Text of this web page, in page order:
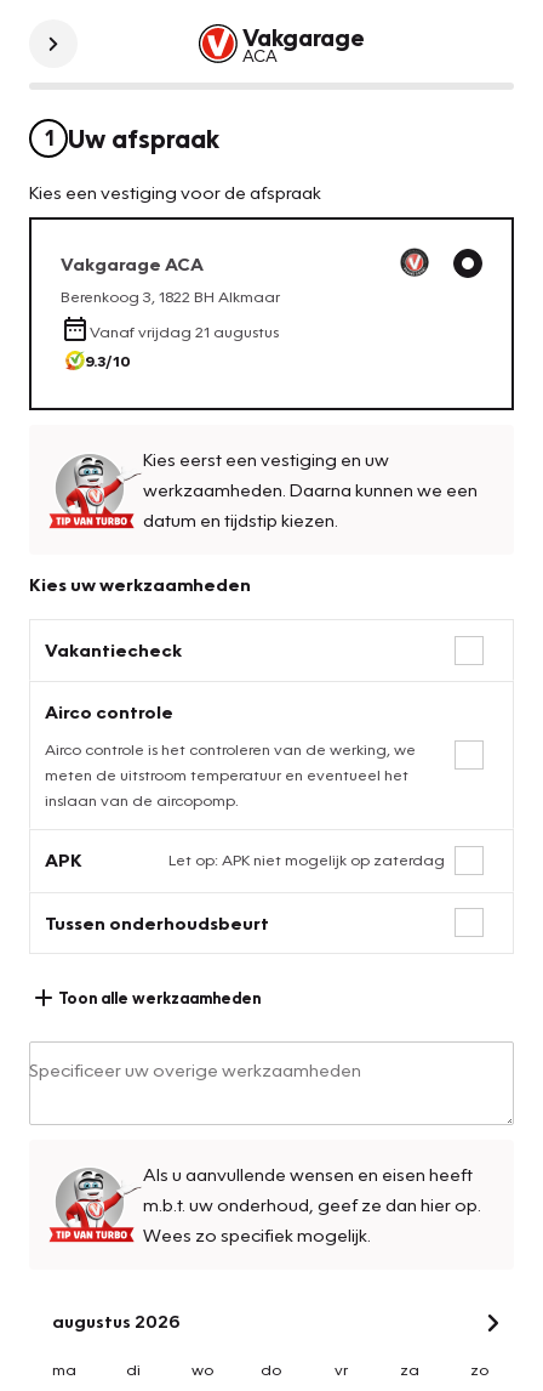
Vakgarage
ACA
1 Uw afspraak
Kies een vestiging voor de afspraak
Vakgarage ACA
Berenkoog 3 1822 BH Alkmaar
Vanafvrijdag 21 augustus
9.3/10
Kies eerst een vestiging en uw
werkzaamheden. Daarna kunnen we een
datum en tijdstip kiezen.
Kies uw werkzaamheden
Vakantiecheck
Airco controle
Airco controle is het controleren van de werking, we
meten de uitstroom temperatuur en eventueel het
inslaan van de aircopomp.
APK Let op: APK niet mogelijk op zaterdag
Tussen onderhoudsbeurt
Toon alle werkzaamheden
Specificeer uw overige werkzaamheden
Als u aanvullende wensen en eisen heeft
m.b.t. uw onderhoud, geef ze dan hier op.
Wees zo specifiek mogelijk.
augustus 2026
ma di wo do vr za
zo